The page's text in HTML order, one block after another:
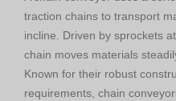
traction chains to transport
incline. Driven by sprockets
chain moves materials
Known for their robust
requirements, chain